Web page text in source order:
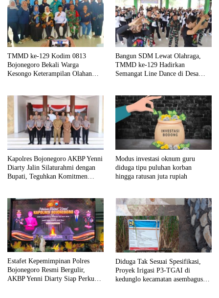
TMMD ke-129 Kodim 0813
Bojonegoro Bekali Warga
Kesongo Keterampilan Olahan
Bangun SDM Lewat Olahraga,
TMMD ke-129 Hadirkan
Semangat Line Dance di Desa
Kapolres Bojonegoro AKBP Yenni
Diarty Jalin Silaturahmi dengan
Bupati, Teguhkan Komitmen
Modus investasi oknum guru
diduga tipu puluhan korban
hingga ratusan juta rupiah
Estafet Kepemimpinan Polres
Bojonegoro Resmi Bergulir,
AKBP Yenni Diarty Siap Perkuat
Diduga Tak Sesuai Spesifikasi,
Proyek Irigasi P3-TGAI di
kedunglo kecamatan asembagus